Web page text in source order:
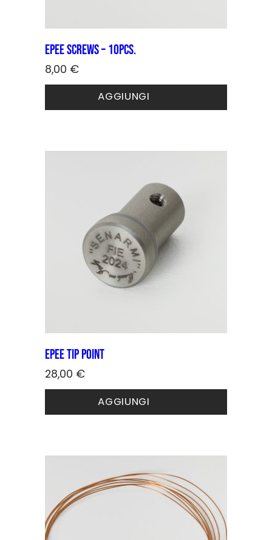
Epee screws – 10pcs.
8,00 €
AGGIUNGI
Epee Tip point
28,00 €
AGGIUNGI